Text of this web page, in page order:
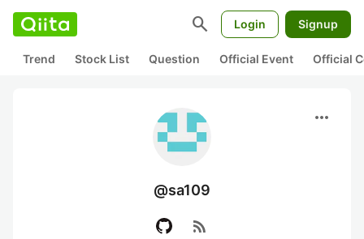
search Login Signup
Trend Stock List Question Official Event Official
more_horiz
@sa109
rss_feed